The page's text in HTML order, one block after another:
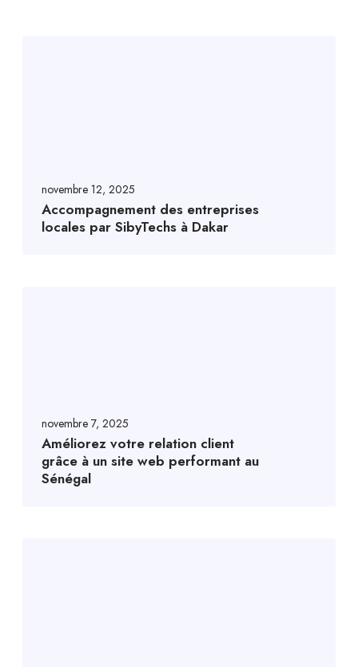
novembre 12, 2025
Accompagnement des entreprises
locales par SibyTechs à Dakar
novembre 7, 2025
Améliorez votre relation client
grâce à un site web performant au
Sénégal